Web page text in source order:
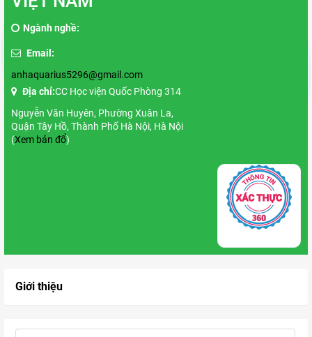
Ngành nghề:
Email:
anhaquarius5296@gmail.com
Địa chỉ:CC Học viện Quốc Phòng 314
Nguyễn Văn Huyên, Phường Xuân La,
Quận Tây Hồ, Thành Phố Hà Nội, Hà Nội
(Xem bản đổ)
Giới thiệu